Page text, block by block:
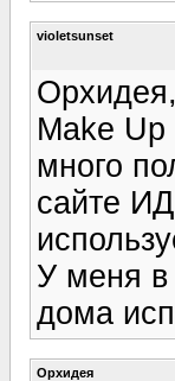
violetsunset
Make Up
много
сайте
У меня в
дома
Орхидея